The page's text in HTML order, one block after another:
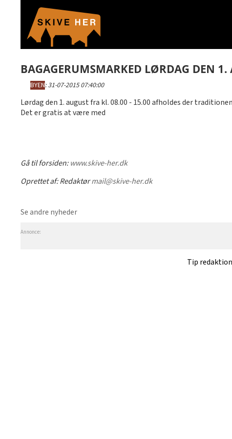
BAGAGERUMSMARKED LØRDAG DEN 1.
BYEN:31-07-2015 07:40:00
Lørdag den 1. august fra kl. 08.00 - 15.00 afholdes der
Det er gratis at være med
Gå til forsiden:www.skive-her.dk
Oprettet af:Redaktørmail@skive-her.dk
Se andre nyheder
Annonce:
Tip